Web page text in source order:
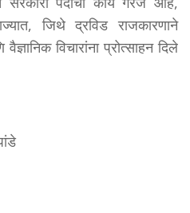
जिथे द्रविड राजकारणाने
विचारांना प्रोत्साहन दिले